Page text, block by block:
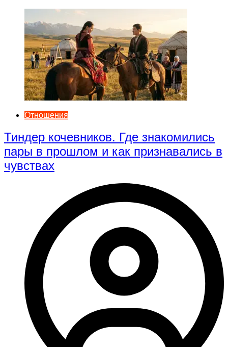
Отношения
Тиндер кочевников. Где знакомились
пары в прошлом и как признавались в
чувствах